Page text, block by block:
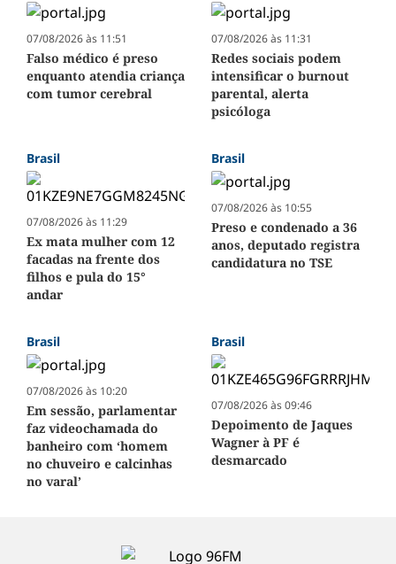
07/08/2026 às 11:51
Falso médico é preso
enquanto atendia criança
com tumor cerebral
07/08/2026 às 11:31
Redes sociais podem
intensificar o burnout
parental, alerta
psicóloga
Brasil
07/08/2026 às 11:29
Ex mata mulher com 12
facadas na frente dos
filhos e pula do 15°
andar
Brasil
07/08/2026 às 10:55
Preso e condenado a 36
anos, deputado registra
candidatura no TSE
Brasil
07/08/2026 às 10:20
Em sessão, parlamentar
faz videochamada do
banheiro com ‘homem
no chuveiro e calcinhas
no varal’
Brasil
07/08/2026 às 09:46
Depoimento de Jaques
Wagner à PF é
desmarcado